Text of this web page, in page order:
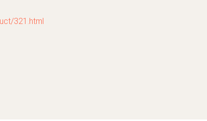
321.html